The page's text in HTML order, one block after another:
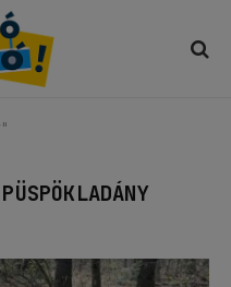
PÜSPÖKLADÁNY